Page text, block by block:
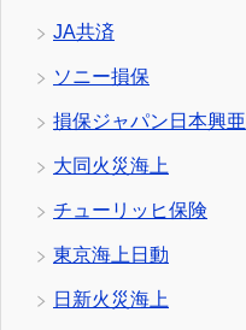
JA共済
ソニー損保
損保ジャパン日本興亜
大同火災海上
チューリッヒ保険
東京海上日動
日新火災海上